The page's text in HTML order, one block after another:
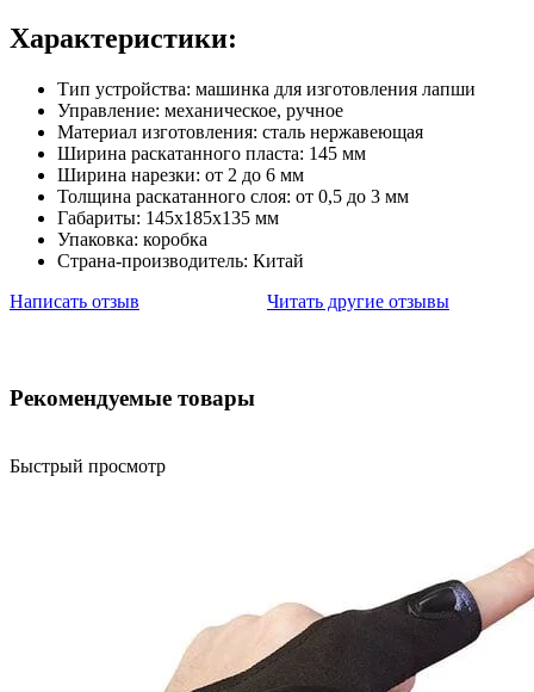
Характеристики:
Тип устройства: машинка для изготовления лапши
Управление: механическое, ручное
Материал изготовления: сталь нержавеющая
Ширина раскатанного пласта: 145 мм
Ширина нарезки: от 2 до 6 мм
Толщина раскатанного слоя: от 0,5 до 3 мм
Габариты: 145х185х135 мм
Упаковка: коробка
Страна-производитель: Китай
Написать отзыв
Читать другие отзывы
Рекомендуемые товары
Быстрый просмотр